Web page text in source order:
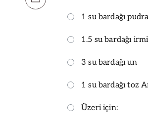
1 su bardağı
1.5 su bardağı
3 su bardağı un
1 su bardağı toz
Üzeri için: